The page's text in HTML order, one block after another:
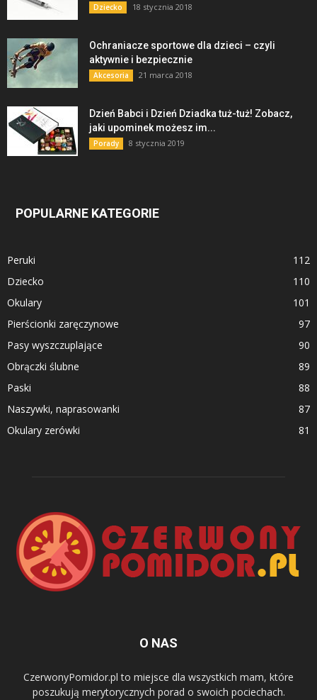
Dziecko 18 stycznia 2018
Ochraniacze sportowe dla dzieci – czyli
aktywnie i bezpiecznie
Akcesoria 21 marca 2018
Dzień Babci i Dzień Dziadka tuż-tuż! Zobacz,
jaki upominek możesz im...
Porady 8 stycznia 2019
POPULARNE KATEGORIE
Peruki
112
Dziecko
110
Okulary
101
Pierścionki zaręczynowe
97
Pasy wyszczuplające
90
Obrączki ślubne
89
Paski
88
Naszywki, naprasowanki
87
Okulary zerówki
81
O NAS
CzerwonyPomidor.pl to miejsce dla wszystkich mam, które
poszukują merytorycznych porad o swoich pociechach.